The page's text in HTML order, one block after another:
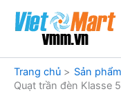
dung
Trang chủ
Sản phẩm
Quạt trần đèn Klasse